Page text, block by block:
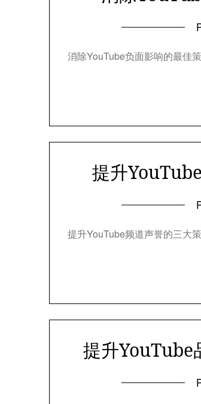
消除YouTube负面影响的最佳
提升
提升YouTube频道声誉的三大
提升YouTube